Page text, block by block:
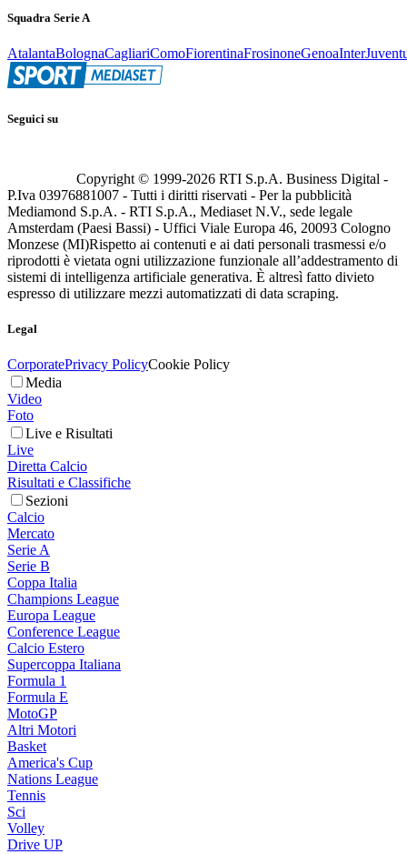
Squadra Serie A
AtalantaBolognaCagliariComoFiorentinaFrosinoneGenoaInter
Seguici su
Copyright © 1999-2026 RTI S.p.A. Business Digital -
P.Iva 03976881007 - Tutti i diritti riservati - Per la pubblicità
Mediamond S.p.A. - RTI S.p.A., Mediaset N.V., sede legale
Amsterdam (Paesi Bassi) - Uffici Viale Europa 46, 20093 Cologno
Monzese (MI)Rispetto ai contenuti e ai dati personali trasmessi e/o
riprodotti è vietata ogni utilizzazione funzionale all’addestramento di
sistemi di intelligenza artificiale generativa. È altresì fatto divieto
espresso di utilizzare mezzi automatizzati di data scraping.
Legal
CorporatePrivacy PolicyCookie Policy
Media
Video
Foto
Live e Risultati
Live
Diretta Calcio
Risultati e Classifiche
Sezioni
Calcio
Mercato
Serie A
Serie B
Coppa Italia
Champions League
Europa League
Conference League
Calcio Estero
Supercoppa Italiana
Formula 1
Formula E
MotoGP
Altri Motori
Basket
America's Cup
Nations League
Tennis
Sci
Volley
Drive UP